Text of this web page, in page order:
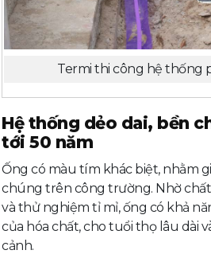
Termi thi công hệ thống
Hệ thống dẻo dai, bền
tới 50 năm
Ống có màu tím khác biệt, nhằm
chúng trên công trường. Nhờ
và thử nghiệm tỉ mỉ, ống có khả
của hóa chất, cho tuổi thọ lâu dài
cảnh.